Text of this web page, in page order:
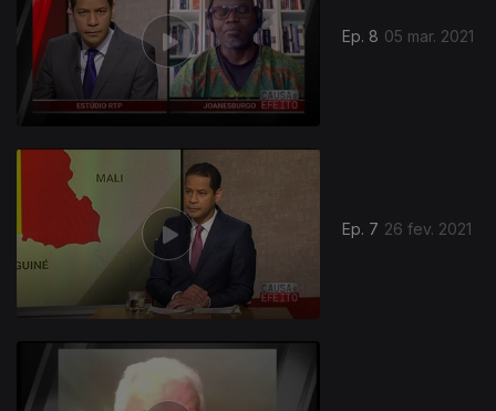
Ep. 8 05 mar. 2021
Ep. 7 26 fev. 2021